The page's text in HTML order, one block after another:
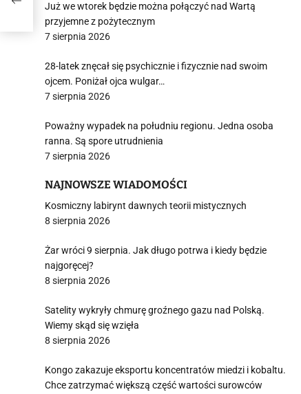
Już we wtorek będzie można połączyć nad Wartą
przyjemne z pożytecznym
7 sierpnia 2026
28-latek znęcał się psychicznie i fizycznie nad swoim
ojcem. Poniżał ojca wulgar…
7 sierpnia 2026
Poważny wypadek na południu regionu. Jedna osoba
ranna. Są spore utrudnienia
7 sierpnia 2026
NAJNOWSZE WIADOMOŚCI
Kosmiczny labirynt dawnych teorii mistycznych
8 sierpnia 2026
Żar wróci 9 sierpnia. Jak długo potrwa i kiedy będzie
najgoręcej?
8 sierpnia 2026
Satelity wykryły chmurę groźnego gazu nad Polską.
Wiemy skąd się wzięła
8 sierpnia 2026
Kongo zakazuje eksportu koncentratów miedzi i kobaltu.
Chce zatrzymać większą część wartości surowców